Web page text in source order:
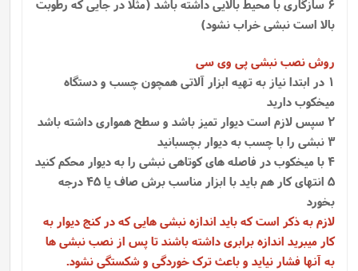
6 سازگاری با محیط بالایی داشته باشد (مثلا در جایی که رطوبت
بالا است نبشی خراب نشود)
روش نصب نبشی پی وی سی
1 در ابتدا نیاز به تهیه ابزار آلاتی همچون چسب و دستگاه
میخکوب دارید
2 سپس لازم است دیوار تمیز باشد و سطح همواری داشته باشد
3 نبشی را با چسب به دیوار بچسبانید
4 با میخکوب در فاصله های کوتاهی نبشی را به دیوار محکم کنید
5 انتهای کار هم باید با ابزار مناسب برش صاف یا 45 درجه
بخورد
لازم به ذکر است که باید اندازه نبشی هایی که در کنج دیوار به
کار میبرید اندازه برابری داشته باشند تا پس از نصب نبشی ها
به آنها فشار نیاید و باعث ترک خوردگی و شکستگی نشود.